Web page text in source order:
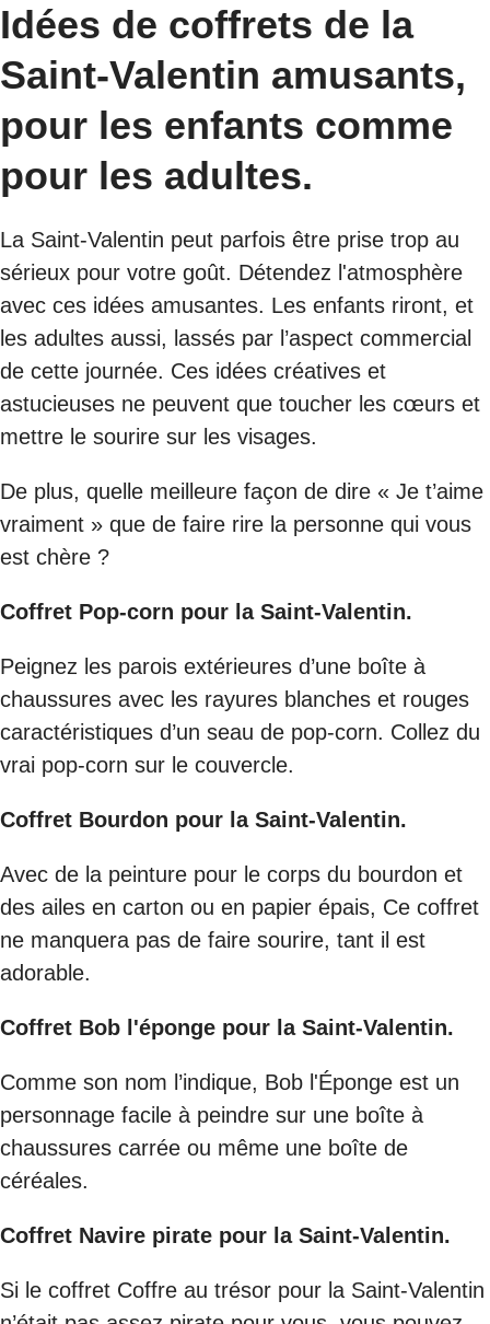
Idées de coffrets de la
Saint-Valentin amusants,
pour les enfants comme
pour les adultes.
La Saint-Valentin peut parfois être prise trop au
sérieux pour votre goût. Détendez l'atmosphère
avec ces idées amusantes. Les enfants riront, et
les adultes aussi, lassés par l’aspect commercial
de cette journée. Ces idées créatives et
astucieuses ne peuvent que toucher les cœurs et
mettre le sourire sur les visages.
De plus, quelle meilleure façon de dire « Je t’aime
vraiment » que de faire rire la personne qui vous
est chère ?
Coffret Pop-corn pour la Saint-Valentin.
Peignez les parois extérieures d’une boîte à
chaussures avec les rayures blanches et rouges
caractéristiques d’un seau de pop-corn. Collez du
vrai pop-corn sur le couvercle.
Coffret Bourdon pour la Saint-Valentin.
Avec de la peinture pour le corps du bourdon et
des ailes en carton ou en papier épais, Ce coffret
ne manquera pas de faire sourire, tant il est
adorable.
Coffret Bob l'éponge pour la Saint-Valentin.
Comme son nom l’indique, Bob l'Éponge est un
personnage facile à peindre sur une boîte à
chaussures carrée ou même une boîte de
céréales.
Coffret Navire pirate pour la Saint-Valentin.
Si le coffret Coffre au trésor pour la Saint-Valentin